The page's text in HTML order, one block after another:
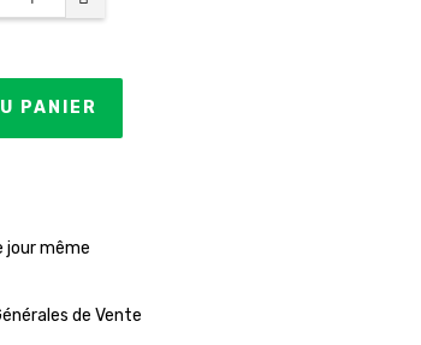
PANIER
jour même
de Vente